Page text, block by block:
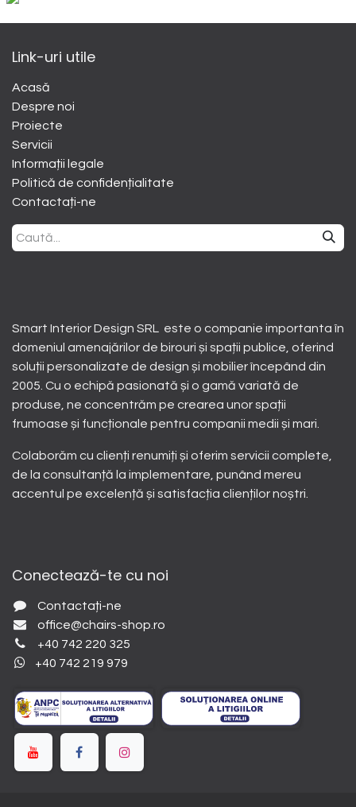
Link-uri utile
Acasă
Despre noi
​Proiecte
Servicii
Informații legale
Politică de confidențialitate
Contactați-ne
Smart Interior Design SRL este o companie importanta în
domeniul amenajărilor de birouri și spații publice, oferind
soluții personalizate de design și mobilier începând din
2005. Cu o echipă pasionată și o gamă variată de
produse, ne concentrăm pe crearea unor spații
frumoase și funcționale pentru companii medii și mari.
Colaborăm cu clienți renumiți și oferim servicii complete,
de la consultanță la implementare, punând mereu
accentul pe excelență și satisfacția clienților noștri.
Conectează-te cu noi
Contactați-ne
office@chairs-shop.ro
+40 742 220 325
+40 742 219 979